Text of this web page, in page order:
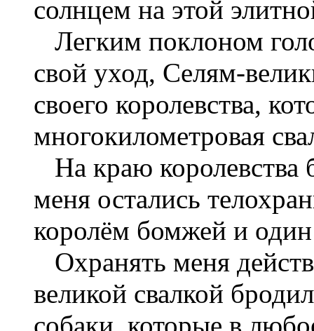
солнцем на этой
Легким поклоном
свой уход, Селям-
своего королевства,
многокилометровая
На краю королевства
меня остались
королём бомжей и
Охранять меня
великой свалкой